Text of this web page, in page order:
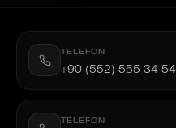
TELEFON
+90 (552) 555 34 54
TELEFON